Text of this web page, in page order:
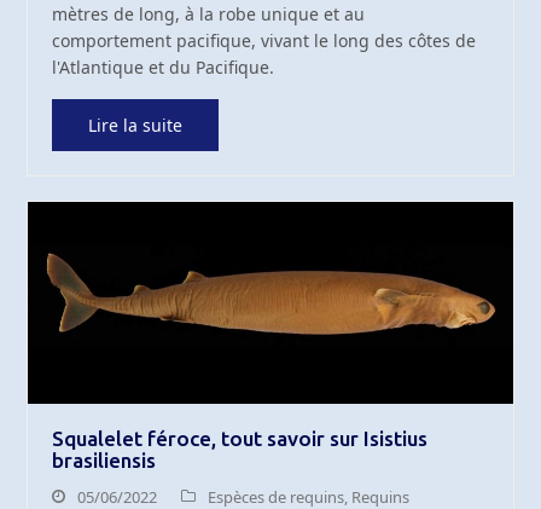
mètres de long, à la robe unique et au
comportement pacifique, vivant le long des côtes de
l'Atlantique et du Pacifique.
Lire la suite
Squalelet féroce, tout savoir sur Isistius
brasiliensis
05/06/2022 Espèces de requins, Requins